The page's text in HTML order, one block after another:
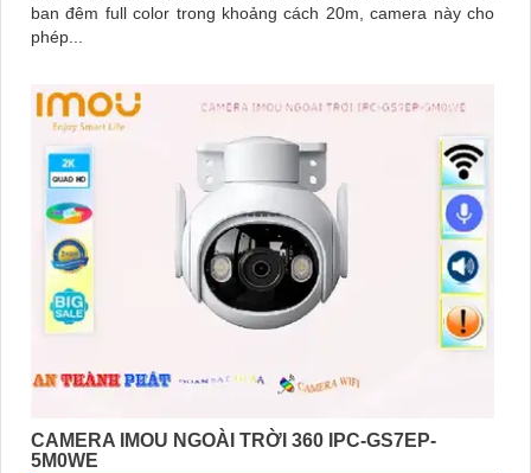
ban đêm full color trong khoảng cách 20m, camera này cho
phép...
CAMERA IMOU NGOÀI TRỜI 360 IPC-GS7EP-
5M0WE